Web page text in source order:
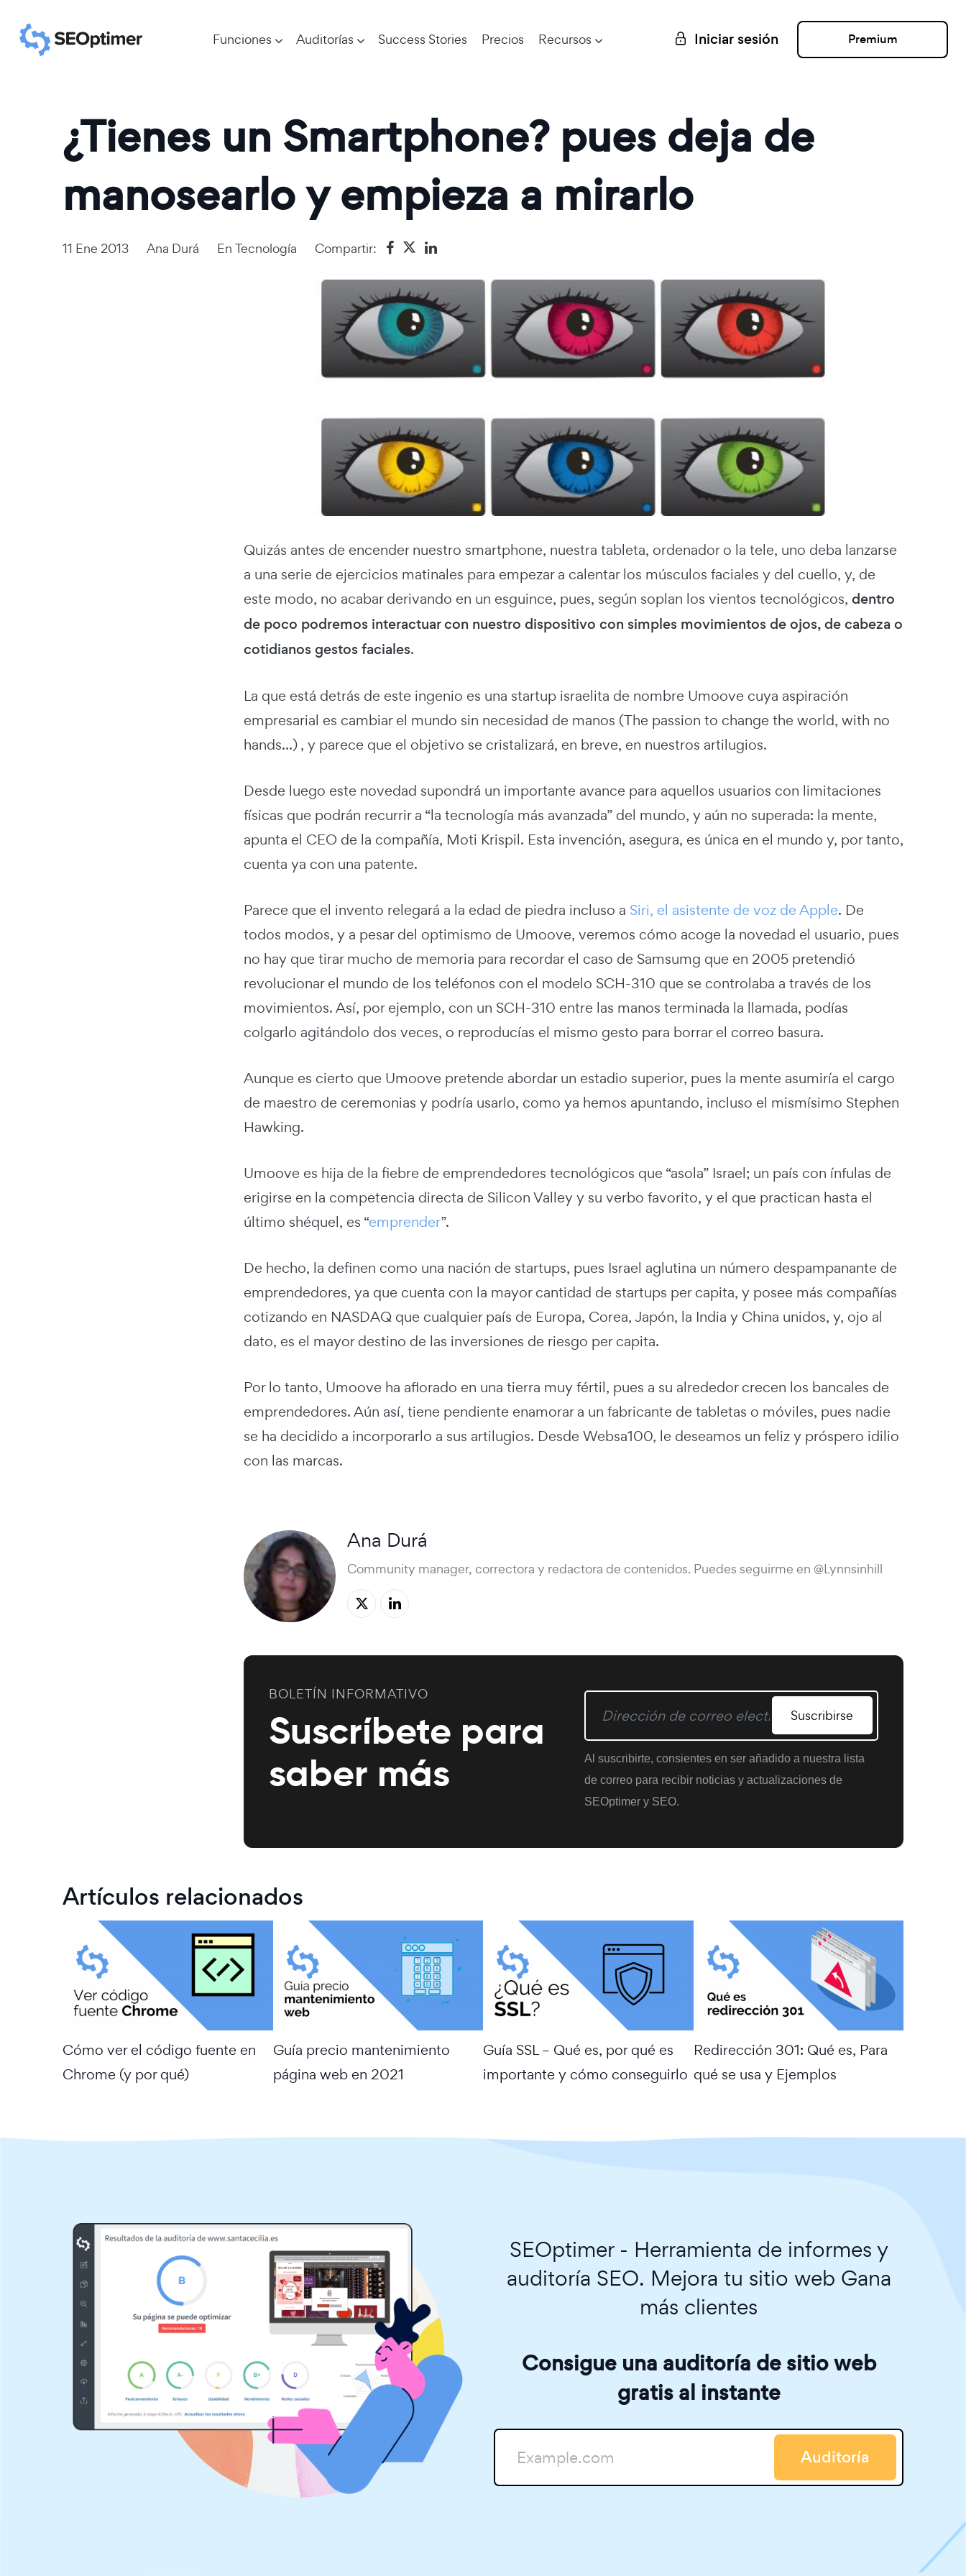
Funciones Auditorías Success Stories Precios Recursos Iniciar sesión Premium
¿Tienes un Smartphone? pues deja de
manosearlo y empieza a mirarlo
11 Ene 2013 Ana Durá En Tecnología Compartir:
Quizás antes de encender nuestro smartphone, nuestra tableta, ordenador o la tele, uno deba lanzarse
a una serie de ejercicios matinales para empezar a calentar los músculos faciales y del cuello, y, de
este modo, no acabar derivando en un esguince, pues, según soplan los vientos tecnológicos, dentro
de poco podremos interactuar con nuestro dispositivo con simples movimientos de ojos, de cabeza o
cotidianos gestos faciales.
La que está detrás de este ingenio es una startup israelita de nombre Umoove cuya aspiración
empresarial es cambiar el mundo sin necesidad de manos (The passion to change the world, with no
hands...) , y parece que el objetivo se cristalizará, en breve, en nuestros artilugios.
Desde luego este novedad supondrá un importante avance para aquellos usuarios con limitaciones
físicas que podrán recurrir a “la tecnología más avanzada” del mundo, y aún no superada: la mente,
apunta el CEO de la compañía, Moti Krispil. Esta invención, asegura, es única en el mundo y, por tanto,
cuenta ya con una patente.
Parece que el invento relegará a la edad de piedra incluso a Siri, el asistente de voz de Apple. De
todos modos, y a pesar del optimismo de Umoove, veremos cómo acoge la novedad el usuario, pues
no hay que tirar mucho de memoria para recordar el caso de Samsumg que en 2005 pretendió
revolucionar el mundo de los teléfonos con el modelo SCH-310 que se controlaba a través de los
movimientos. Así, por ejemplo, con un SCH-310 entre las manos terminada la llamada, podías
colgarlo agitándolo dos veces, o reproducías el mismo gesto para borrar el correo basura.
Aunque es cierto que Umoove pretende abordar un estadio superior, pues la mente asumiría el cargo
de maestro de ceremonias y podría usarlo, como ya hemos apuntando, incluso el mismísimo Stephen
Hawking.
Umoove es hija de la fiebre de emprendedores tecnológicos que “asola” Israel; un país con ínfulas de
erigirse en la competencia directa de Silicon Valley y su verbo favorito, y el que practican hasta el
último shéquel, es “emprender”.
De hecho, la definen como una nación de startups, pues Israel aglutina un número despampanante de
emprendedores, ya que cuenta con la mayor cantidad de startups per capita, y posee más compañías
cotizando en NASDAQ que cualquier país de Europa, Corea, Japón, la India y China unidos, y, ojo al
dato, es el mayor destino de las inversiones de riesgo per capita.
Por lo tanto, Umoove ha aflorado en una tierra muy fértil, pues a su alrededor crecen los bancales de
emprendedores. Aún así, tiene pendiente enamorar a un fabricante de tabletas o móviles, pues nadie
se ha decidido a incorporarlo a sus artilugios. Desde Websa100, le deseamos un feliz y próspero idilio
con las marcas.
Ana Durá
Community manager, correctora y redactora de contenidos. Puedes seguirme en @Lynnsinhill
BOLETÍN INFORMATIVO
Suscríbete para
saber más
Suscribirse
Al suscribirte, consientes en ser añadido a nuestra lista
de correo para recibir noticias y actualizaciones de
SEOptimer y SEO.
Artículos relacionados
Cómo ver el código fuente en
Chrome (y por qué)
Guía precio mantenimiento
página web en 2021
Guía SSL – Qué es, por qué es
importante y cómo conseguirlo
Redirección 301: Qué es, Para
qué se usa y Ejemplos
SEOptimer - Herramienta de informes y
auditoría SEO. Mejora tu sitio web Gana
más clientes
Consigue una auditoría de sitio web
gratis al instante
Auditoría